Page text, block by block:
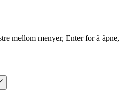
mellom menyer, Enter for å åpne,